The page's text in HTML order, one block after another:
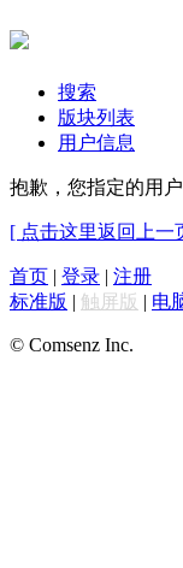
搜索
版块列表
用户信息
抱歉，您指定的用
[ 点击这里返回上一
首页 | 登录 | 注册
标准版 | 触屏版 | 电
© Comsenz Inc.